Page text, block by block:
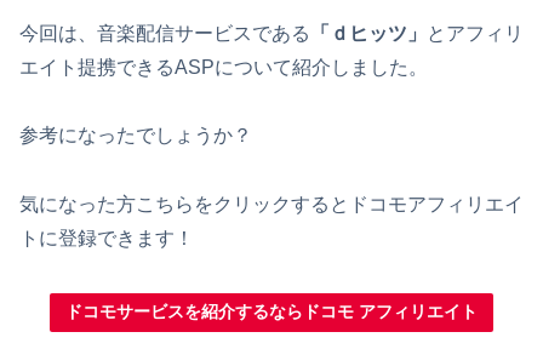
今回は、音楽配信サービスである 「ｄヒッツ」
とアフィリ
エイト提携できるASPについて紹介しました。
参考になったでしょうか？
気になった方こちらをクリックするとドコモアフィリエイ
トに登録できます！
ドコモサービスを紹介するならドコモ アフィリエイト